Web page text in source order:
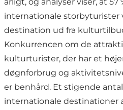
internationale storbyturister
destination ud fra
Konkurrencen om de
kulturturister, der har et
døgnforbrug og
er benhård. Et stigende antal
internationale destinationer